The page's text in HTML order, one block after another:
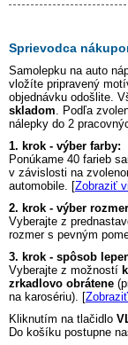
Sprievodca
Samolepku na auto
vložíte pripravený
objednávku odošlite.
skladom . Podľa
nálepky do 2
1. krok - výber farby:
Ponúkame 40 farieb
v závislosti na
automobile. [Zobraziť
2. krok - výber
Vyberajte z
rozmer s pevným
3. krok - spôsob
Vyberajte z možností
zrkadlovo obrátene
na karosériu). [
Kliknutím na tlačidlo
Do košíku postupne